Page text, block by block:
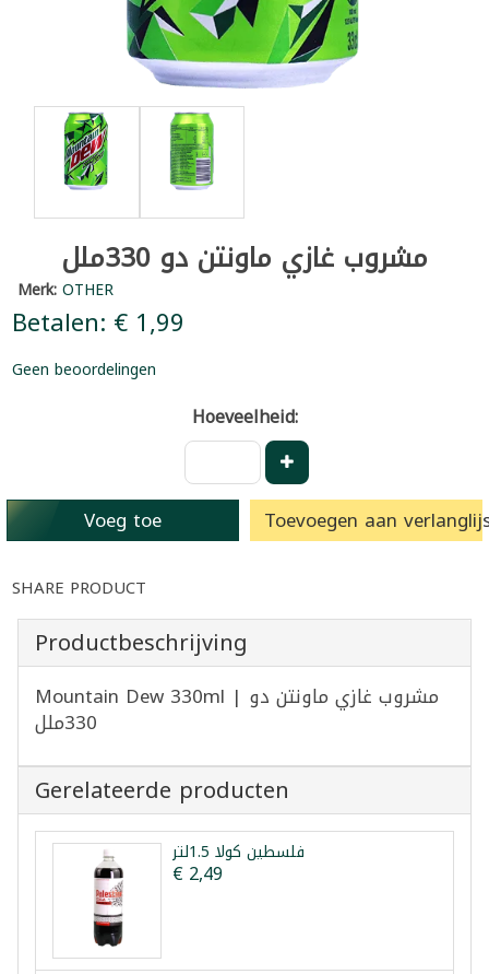
مشروب غازي ماونتن دو 330ملل
Merk:OTHER
Betalen: € 1,99
Geen beoordelingen
Hoeveelheid:
Voeg toe Toevoegen aan
SHARE PRODUCT
Productbeschrijving
Mountain Dew 330ml | مشروب غازي ماونتن دو
330ملل
Gerelateerde producten
فلسطين كولا 1.5لتر
€ 2,49